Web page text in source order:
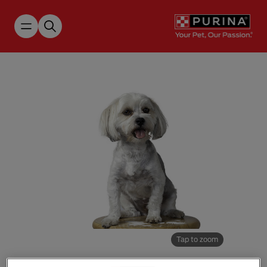
Tap to zoom